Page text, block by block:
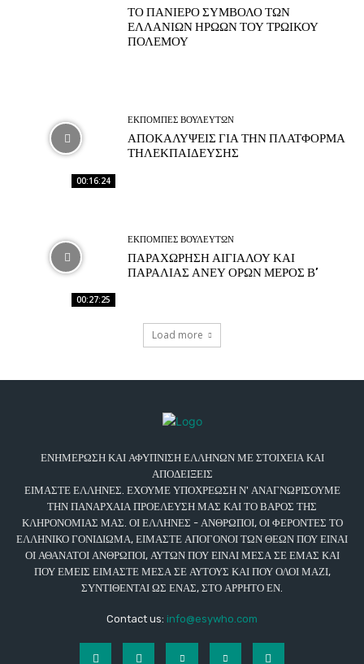
ΤΟ ΠΑΝΙΕΡΟ ΣΥΜΒΟΛΟ ΤΩΝ
ΕΛΛΑΝΙΩΝ ΗΡΩΩΝ ΤΟΥ ΤΡΩΙΚΟΥ
ΠΟΛΕΜΟΥ
00:16:24
ΕΚΠΟΜΠΕΣ ΒΟΥΛΕΥΤΩΝ
ΑΠΟΚΑΛΥΨΕΙΣ ΓΙΑ ΤΗΝ ΠΛΑΤΦΟΡΜΑ
ΤΗΛΕΚΠΑΙΔΕΥΣΗΣ
00:27:25
ΕΚΠΟΜΠΕΣ ΒΟΥΛΕΥΤΩΝ
ΠΑΡΑΧΩΡΗΣΗ ΑΙΓΙΑΛΟΥ ΚΑΙ
ΠΑΡΑΛΙΑΣ ΑΝΕΥ ΟΡΩΝ ΜΕΡΟΣ Β’
Load more
ΕΝΗΜΕΡΩΣΗ ΚΑΙ ΑΦΥΠΝΙΣΗ ΕΛΛΗΝΩΝ ΜΕ ΣΤΟΙΧΕΙΑ ΚΑΙ
ΑΠΟΔΕΙΞΕΙΣ
ΕΙΜΑΣΤΕ ΕΛΛΗΝΕΣ. ΕΧΟΥΜΕ ΥΠΟΧΡΕΩΣΗ Ν' ΑΝΑΓΝΩΡΙΣΟΥΜΕ
ΤΗΝ ΠΑΝΑΡΧΑΙΑ ΠΡΟΕΛΕΥΣΗ ΜΑΣ ΚΑΙ ΤΟ ΒΑΡΟΣ ΤΗΣ
ΚΛΗΡΟΝΟΜΙΑΣ ΜΑΣ. ΟΙ ΕΛΛΗΝΕΣ - ΑΝΘΡΩΠΟΙ, ΟΙ ΦΕΡΟΝΤΕΣ ΤΟ
ΕΛΛΗΝΙΚΟ ΓΟΝΙΔΙΩΜΑ, ΕΙΜΑΣΤΕ ΑΠΟΓΟΝΟΙ ΤΩΝ ΘΕΩΝ ΠΟΥ ΕΙΝΑΙ
ΟΙ ΑΘΑΝΑΤΟΙ ΑΝΘΡΩΠΟΙ, ΑΥΤΩΝ ΠΟΥ ΕΙΝΑΙ ΜΕΣΑ ΣΕ ΕΜΑΣ ΚΑΙ
ΠΟΥ ΕΜΕΙΣ ΕΙΜΑΣΤΕ ΜΕΣΑ ΣΕ ΑΥΤΟΥΣ ΚΑΙ ΠΟΥ ΟΛΟΙ ΜΑΖΙ,
ΣΥΝΤΙΘΕΝΤΑΙ ΩΣ ΕΝΑΣ, ΣΤΟ ΑΡΡΗΤΟ ΕΝ.
Contact us: info@esywho.com